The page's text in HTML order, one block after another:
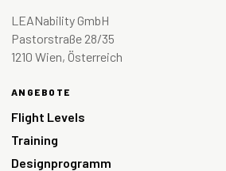
LEANability GmbH
Pastorstraße 28/35
1210 Wien, Österreich
ANGEBOTE
Flight Levels
Training
Designprogramm